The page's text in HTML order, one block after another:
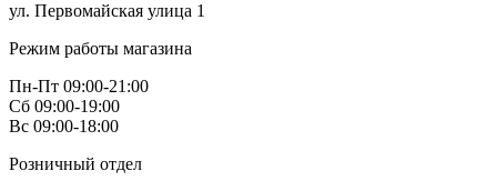
ул. Первомайская улица 1
Режим работы магазина
Пн-Пт 09:00-21:00
Сб 09:00-19:00
Вс 09:00-18:00
Розничный отдел